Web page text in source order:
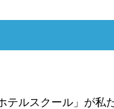
ルスクール」が私